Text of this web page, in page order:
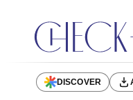
DISCOVER